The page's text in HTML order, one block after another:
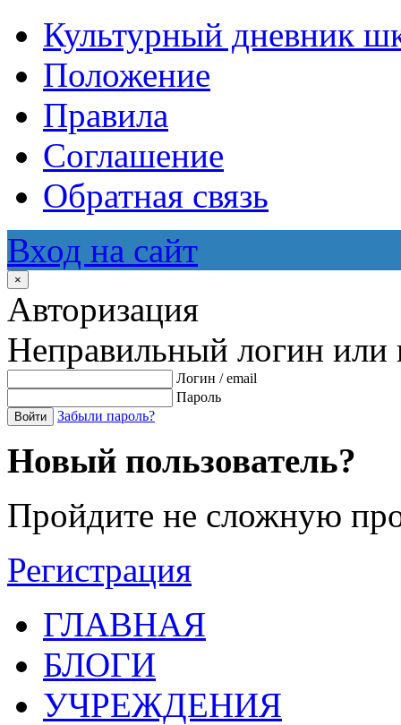
Культурный дневник
Положение
Правила
Соглашение
Обратная связь
Вход на сайт
×
Авторизация
Неправильный логин или
Логин / email
Пароль
Войти Забыли пароль?
Новый пользователь?
Пройдите не сложную
Регистрация
ГЛАВНАЯ
БЛОГИ
УЧРЕЖДЕНИЯ